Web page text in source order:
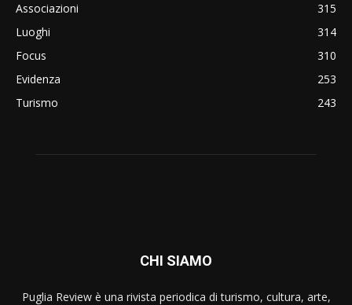
Associazioni
315
Luoghi
314
Focus
310
Evidenza
253
Turismo
243
CHI SIAMO
Puglia Review è una rivista periodica di turismo, cultura, arte,